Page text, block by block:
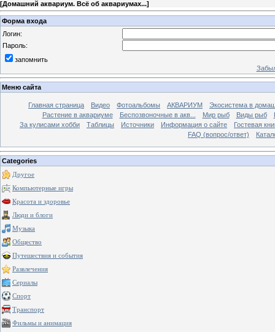
[Домашний аквариум. Всё об аквариумах...]
Форма входа
Логин:
Пароль:
запомнить
Меню сайта
Главная страница Видео Фотоальбомы АКВАРИУМ
Экосистема в
Растение в аквариуме
Беспозвоночные в акв... Мир рыб Виды рыб
За кулисами хобби
Таблицы Источники Информация о сайте
Гостевая
FAQ (вопрос/ответ)
Categories
Другое
Компьютерные игры
Красота и здоровье
Люди и блоги
Музыка
Общество
Путешествия и события
Развлечения
Сериалы
Спорт
Транспорт
Фильмы и анимация